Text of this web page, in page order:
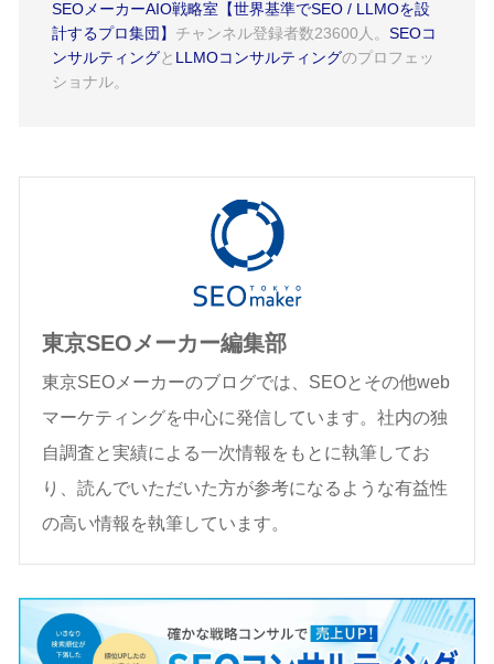
SEOメーカーAIO戦略室【世界基準でSEO / LLMOを設
計するプロ集団】 チャンネル登録者数23600人。 SEOコ
ンサルティングと LLMOコンサルティングのプロフェッ
ショナル。
東京SEOメーカー編集部
東京SEOメーカーのブログでは、SEOとその他web
マーケティングを中心に発信しています。社内の独
自調査と実績による一次情報をもとに執筆してお
り、読んでいただいた方が参考になるような有益性
の高い情報を執筆しています。